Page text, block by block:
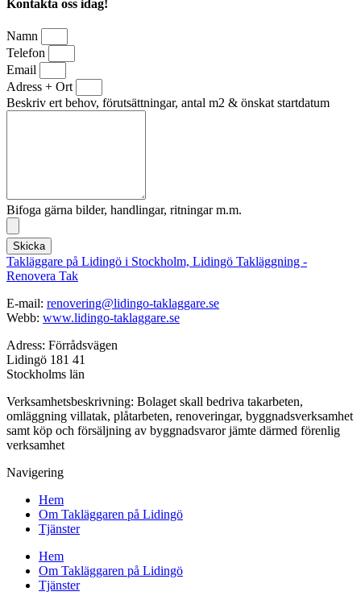
Kontakta oss idag!
Namn
Telefon
Email
Adress + Ort
Beskriv ert behov, förutsättningar, antal m2 & önskat startdatum
Bifoga gärna bilder, handlingar, ritningar m.m.
Skicka
Takläggare på Lidingö i Stockholm, Lidingö Takläggning -
Renovera Tak
E-mail: renovering@lidingo-taklaggare.se
Webb: www.lidingo-taklaggare.se
Adress: Förrådsvägen
Lidingö 181 41
Stockholms län
Verksamhetsbeskrivning: Bolaget skall bedriva takarbeten,
omläggning villatak, plåtarbeten, renoveringar, byggnadsverksamhet
samt köp och försäljning av byggnadsvaror jämte därmed förenlig
verksamhet
Navigering
Hem
Om Takläggaren på Lidingö
Tjänster
Hem
Om Takläggaren på Lidingö
Tjänster